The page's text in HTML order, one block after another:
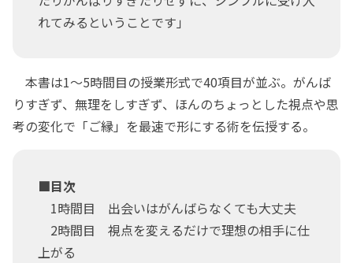
れてみるということです」
本書は1～5時間目の授業形式で40項目が並ぶ。がんば
りすぎず、無理をしすぎず、ほんのちょっとした視点や思
考の変化で「ご縁」を最速で形にする術を伝授する。
■目次
1時間目 出会いはがんばらなくても大丈夫
2時間目 視点を変えるだけで理想の相手に仕
上がる